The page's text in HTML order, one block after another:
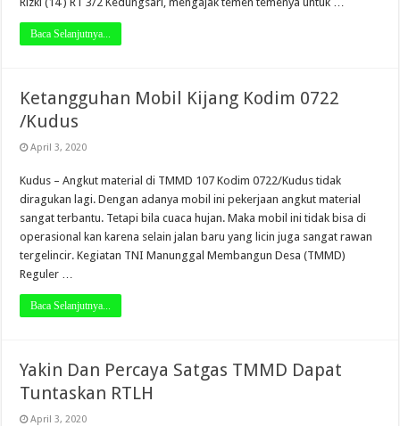
Baca Selanjutnya...
Ketangguhan Mobil Kijang Kodim 0722
/Kudus
April 3, 2020
Kudus – Angkut material di TMMD 107 Kodim 0722/Kudus tidak
diragukan lagi. Dengan adanya mobil ini pekerjaan angkut material
sangat terbantu. Tetapi bila cuaca hujan. Maka mobil ini tidak bisa di
operasional kan karena selain jalan baru yang licin juga sangat rawan
tergelincir. Kegiatan TNI Manunggal Membangun Desa (TMMD)
Reguler …
Baca Selanjutnya...
Yakin Dan Percaya Satgas TMMD Dapat
Tuntaskan RTLH
April 3, 2020